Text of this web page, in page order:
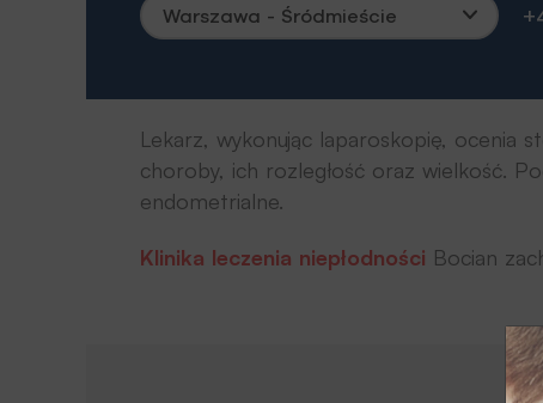
Warszawa - Śródmieście
Lekarz, wykonując laparoskopię, ocenia
choroby, ich rozległość oraz wielkość.
endometrialne.
Klinika leczenia niepłodności Bocian